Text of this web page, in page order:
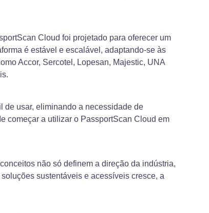
Cloud foi projetado para oferecer um
é estável e escalável, adaptando-se às
Accor, Sercotel, Lopesan, Majestic, UNA
de usar, eliminando a necessidade de
começar a utilizar o PassportScan Cloud em
não só definem a direção da indústria,
sustentáveis e acessíveis cresce, a